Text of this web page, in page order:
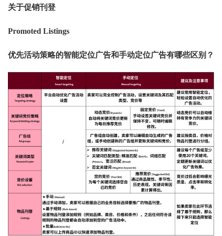
关于促销刊登
Promoted Listings
优先活动策略的智能定位广告和手动定位广告有哪些区别？